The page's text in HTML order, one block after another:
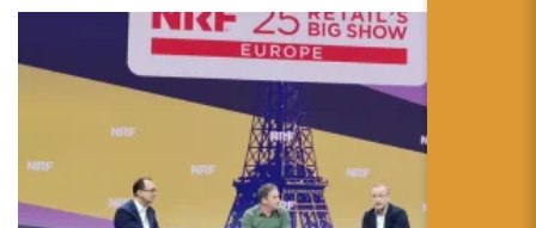
Français
Deutsch
简体中文
日本語